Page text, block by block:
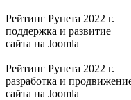
Рейтинг Рунета 2022 г.
поддержка и развитие
сайта на Joomla
Рейтинг Рунета 2022 г.
разработка и
сайта на Joomla